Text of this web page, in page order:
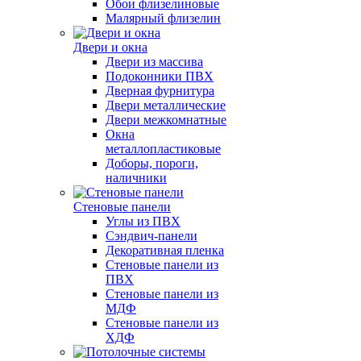
Обои флизелиновые
Малярный флизелин
Двери и окна
Двери из массива
Подоконники ПВХ
Дверная фурнитура
Двери металлические
Двери межкомнатные
Окна
металлопластиковые
Доборы, пороги,
наличники
Стеновые панели
Углы из ПВХ
Сэндвич-панели
Декоративная пленка
Стеновые панели из
ПВХ
Стеновые панели из
МДФ
Стеновые панели из
ХДФ